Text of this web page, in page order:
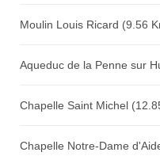
Moulin Louis Ricard (9.56
Aqueduc de la Penne sur
Chapelle Saint Michel
Chapelle Notre-Dame